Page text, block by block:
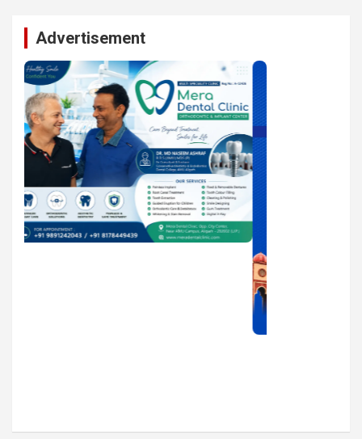
Advertisement